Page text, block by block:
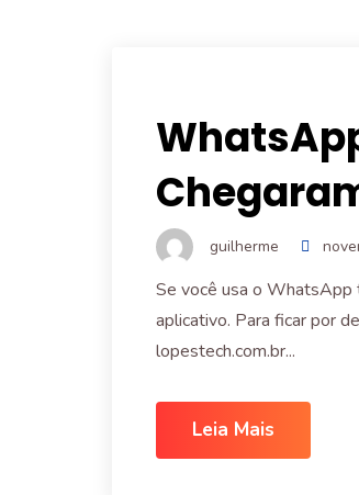
guilherme
Se você usa o WhatsApp
aplicativo. Para ficar por
lopestech.com.br...
Leia Mais